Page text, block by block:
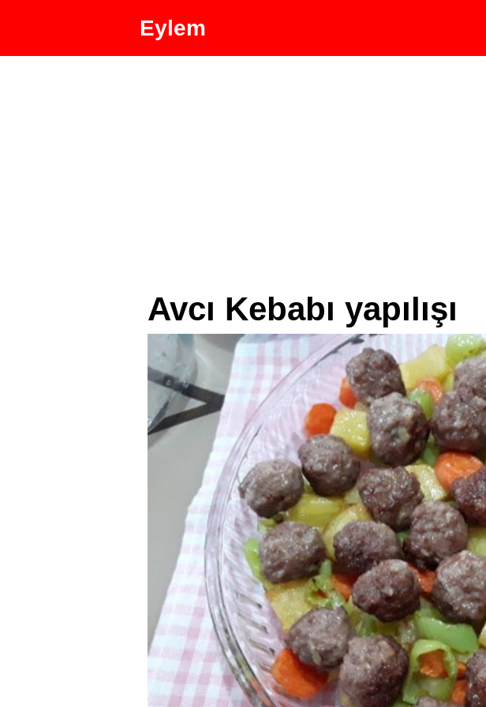
Eylem
Avcı Kebabı yapılışı